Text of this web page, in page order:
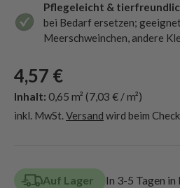
Pflegeleicht &
bei Bedarf ersetzen;
Meerschweinchen, andere
4,57 €
Inhalt: 0,65 m² (7,03 € / m²)
inkl. MwSt.Versand wird beim
Auf Lager In 3-5 Tagen